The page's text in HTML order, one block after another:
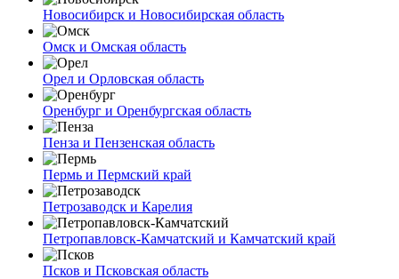
Новосибирск и Новосибирская область
Омск и Омская область
Орел и Орловская область
Оренбург и Оренбургская область
Пенза и Пензенская область
Пермь и Пермский край
Петрозаводск и Карелия
Петропавловск-Камчатский и Камчатский край
Псков и Псковская область